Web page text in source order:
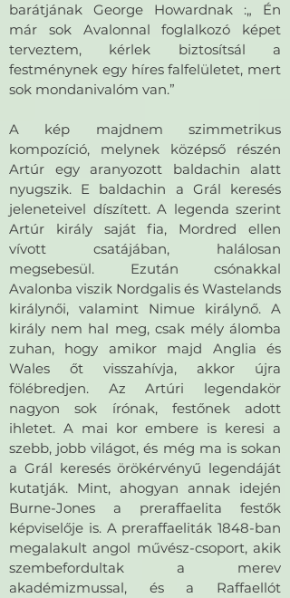
barátjának George Howardnak :„ Én
már sok Avalonnal foglalkozó képet
terveztem, kérlek biztosítsál a
festménynek egy híres falfelületet, mert
sok mondanivalóm van.”
A kép majdnem szimmetrikus
kompozíció, melynek középső részén
Artúr egy aranyozott baldachin alatt
nyugszik. E baldachin a Grál keresés
jeleneteivel díszített. A legenda szerint
Artúr király saját fia, Mordred ellen
vívott csatájában, halálosan
megsebesül. Ezután csónakkal
Avalonba viszik Nordgalis és Wastelands
királynői, valamint Nimue királynő. A
király nem hal meg, csak mély álomba
zuhan, hogy amikor majd Anglia és
Wales őt visszahívja, akkor újra
fölébredjen. Az Artúri legendakör
nagyon sok írónak, festőnek adott
ihletet. A mai kor embere is keresi a
szebb, jobb világot, és még ma is sokan
a Grál keresés örökérvényű legendáját
kutatják. Mint, ahogyan annak idején
Burne-Jones a preraffaelita festők
képviselője is. A preraffaeliták 1848-ban
megalakult angol művész-csoport, akik
szembefordultak a merev
akadémizmussal, és a Raffaellót